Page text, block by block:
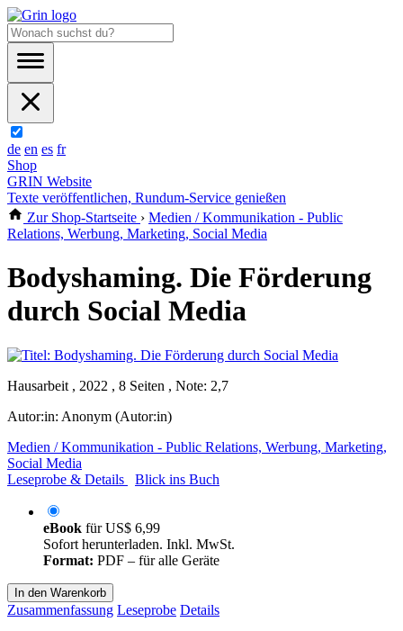
de en es fr
Shop
GRIN Website
Texte veröffentlichen, Rundum-Service genießen
Zur Shop-Startseite › Medien / Kommunikation - Public
Relations, Werbung, Marketing, Social Media
Bodyshaming. Die Förderung
durch Social Media
Hausarbeit , 2022 , 8 Seiten , Note: 2,7
Autor:in: Anonym (Autor:in)
Medien / Kommunikation - Public Relations, Werbung, Marketing,
Social Media
Leseprobe & Details
Blick ins Buch
eBook fürUS$ 6,99
Sofort herunterladen. Inkl. MwSt.
Format: PDF – für alle Geräte
In den Warenkorb
Zusammenfassung Leseprobe Details